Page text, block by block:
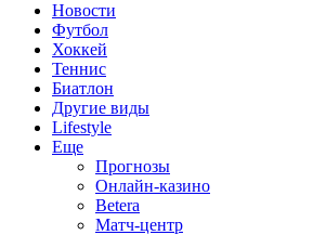
Новости
Футбол
Хоккей
Теннис
Биатлон
Другие виды
Lifestyle
Еще
Прогнозы
Онлайн-казино
Betera
Матч-центр